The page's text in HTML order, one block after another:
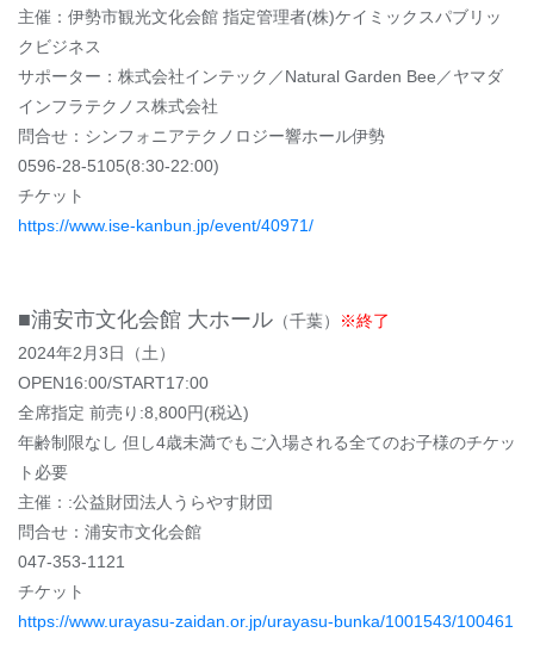
主催：伊勢市観光文化会館 指定管理者(株)ケイミックスパブリッ
クビジネス
サポーター：株式会社インテック／Natural Garden Bee／ヤマダ
インフラテクノス株式会社
問合せ：シンフォニアテクノロジー響ホール伊勢
0596-28-5105(8:30-22:00)
チケット
https://www.ise-kanbun.jp/event/40971/
■浦安市文化会館 大ホール （千葉）
※終了
2024年2月3日（土）
OPEN16:00/START17:00
全席指定 前売り:8,800円(税込)
年齢制限なし 但し4歳未満でもご入場される全てのお子様のチケッ
ト必要
主催：:公益財団法人うらやす財団
問合せ：浦安市文化会館
047-353-1121
チケット
https://www.urayasu-zaidan.or.jp/urayasu-bunka/1001543/100461